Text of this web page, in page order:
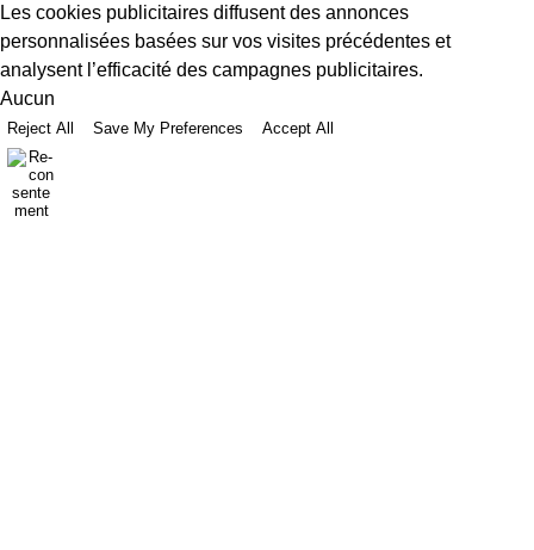
Les cookies publicitaires diffusent des annonces
personnalisées basées sur vos visites précédentes et
analysent l’efficacité des campagnes publicitaires.
Aucun
Reject All Save My Preferences Accept All